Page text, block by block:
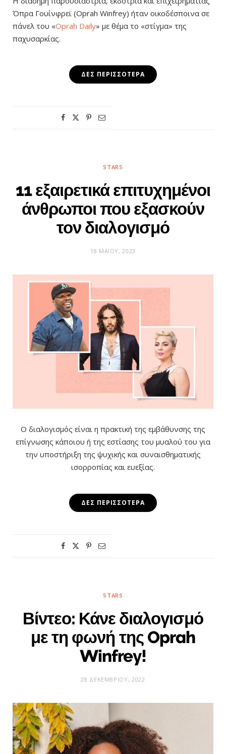
Όπρα Γουίνφρεϊ (Oprah Winfrey) ήταν οικοδέσποινα σε
πάνελ του «Oprah Daily» με θέμα το «στίγμα» της
παχυσαρκίας.
ΔΕΣ ΠΕΡΙΣΣΌΤΕΡΑ
STARS
11 εξαιρετικά επιτυχημένοι
άνθρωποι που εξασκούν
τον διαλογισμό
18 ΜΑΪ́ΟΥ, 2023
Ο διαλογισμός είναι η πρακτική της εμβάθυνσης της
επίγνωσης κάποιου ή της εστίασης του μυαλού του για
την υποστήριξη της ψυχικής και συναισθηματικής
ισορροπίας και ευεξίας.
ΔΕΣ ΠΕΡΙΣΣΌΤΕΡΑ
STARS
Βίντεο: Κάνε διαλογισμό
με τη φωνή της Oprah
Winfrey!
28 ΔΕΚΕΜΒΡΊΟΥ, 2022